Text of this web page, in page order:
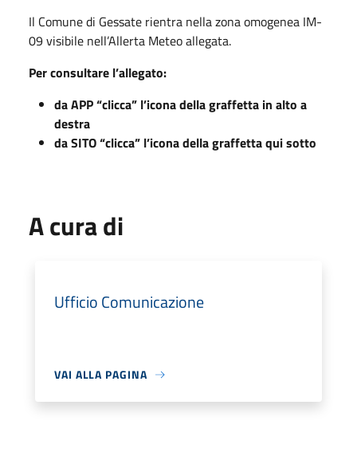
Il Comune di Gessate rientra nella zona omogenea IM-
09 visibile nell’Allerta Meteo allegata.
Per consultare l’allegato:
da APP “clicca” l’icona della graffetta in alto a
destra
da SITO “clicca” l’icona della graffetta qui sotto
A cura di
Ufficio Comunicazione
VAI ALLA PAGINA